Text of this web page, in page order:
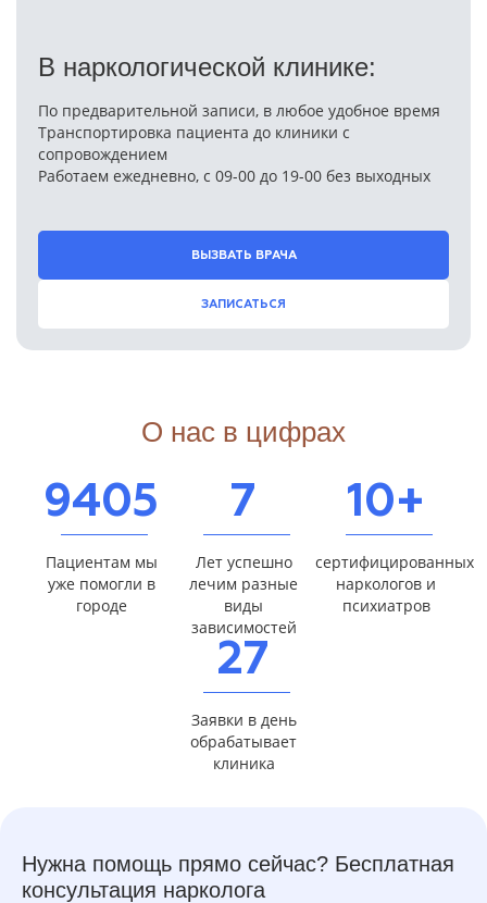
В наркологической клинике:
По предварительной записи, в любое удобное время
Транспортировка пациента до клиники с
сопровождением
Работаем ежедневно, с 09-00 до 19-00 без выходных
ВЫЗВАТЬ ВРАЧА
ЗАПИСАТЬСЯ
О нас в цифрах
9405
Пациентам мы
уже помогли в
городе
7
Лет успешно
лечим разные
виды
зависимостей
10+
сертифицированных
наркологов и
психиатров
27
Заявки в день
обрабатывает
клиника
Нужна помощь прямо сейчас? Бесплатная
консультация нарколога